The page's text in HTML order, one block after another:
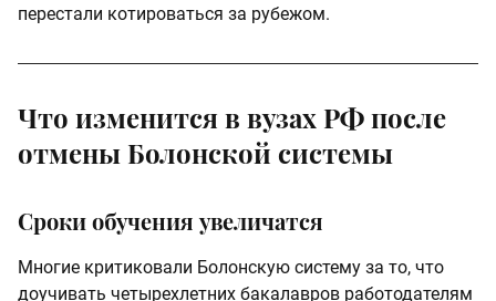
перестали котироваться за рубежом.
Что изменится в вузах РФ после
отмены Болонской системы
Сроки обучения увеличатся
Многие критиковали Болонскую систему за то, что
доучивать четырехлетних бакалавров работодателям